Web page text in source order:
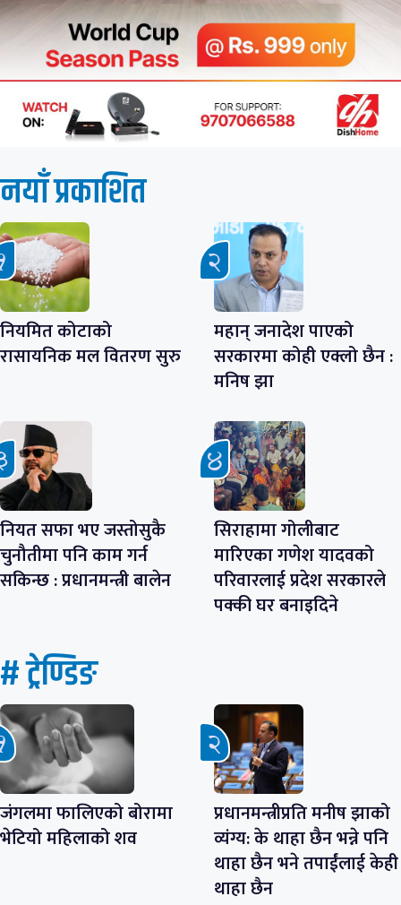
नयाँ प्रकाशित
नियमित कोटाको
रासायनिक मल वितरण सुरु
महान् जनादेश पाएको
सरकारमा कोही एक्लो छैन :
मनिष झा
नियत सफा भए जस्तोसुकै
चुनौतीमा पनि काम गर्न
सकिन्छ : प्रधानमन्त्री बालेन
सिराहामा गोलीबाट
मारिएका गणेश यादवको
परिवारलाई प्रदेश सरकारले
पक्की घर बनाइदिने
# ट्रेण्डिङ
जंगलमा फालिएको बोरामा
भेटियो महिलाको शव
प्रधानमन्त्रीप्रति मनीष झाको
व्यंग्य: के थाहा छैन भन्ने पनि
थाहा छैन भने तपाईंलाई केही
थाहा छैन